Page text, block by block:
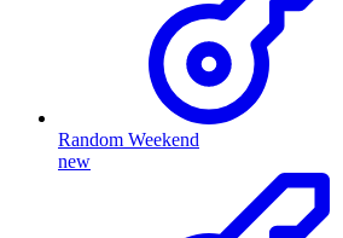
Random Weekend
new